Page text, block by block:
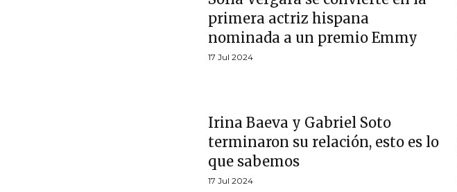
primera actriz hispana
nominada a un premio Emmy
17 Jul 2024
Irina Baeva y Gabriel Soto
terminaron su relación, esto es lo
que sabemos
17 Jul 2024